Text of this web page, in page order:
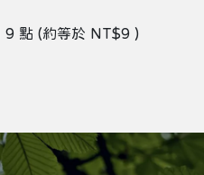
9 點 (約等於 NT$9 )